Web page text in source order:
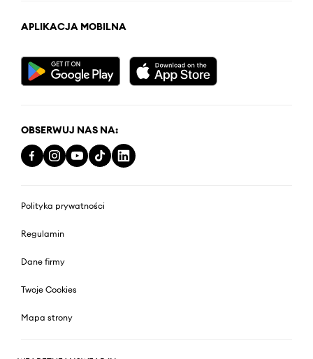
APLIKACJA MOBILNA
OBSERWUJ NAS NA:
Polityka prywatności
Regulamin
Dane firmy
Twoje Cookies
Mapa strony